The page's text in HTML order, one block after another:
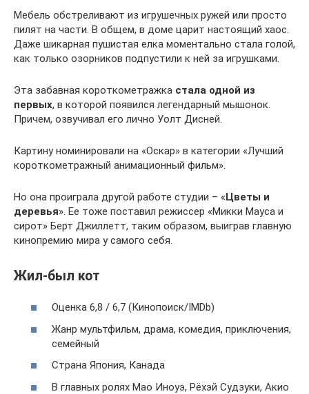
Мебель обстреливают из игрушечных ружей или просто
пилят на части. В общем, в доме царит настоящий хаос.
Даже шикарная пушистая елка моментально стала голой,
как только озорников подпустили к ней за игрушками.
Эта забавная короткометражка стала одной из
первых, в которой появился легендарный мышонок.
Причем, озвучивал его лично Уолт Дисней.
Картину номинировали на «Оскар» в категории «Лучший
короткометражный анимационный фильм».
Но она проиграла другой работе студии – «Цветы и
деревья». Ее тоже поставил режиссер «Микки Мауса и
сирот» Берт Джиллетт, таким образом, выиграв главную
кинопремию мира у самого себя.
Жил-был кот
Оценка 6,8 / 6,7 (Кинопоиск/IMDb)
Жанр мультфильм, драма, комедия, приключения,
семейный
Страна Япония, Канада
В главных ролях Мао Иноуэ, Рёхэй Судзуки, Акио